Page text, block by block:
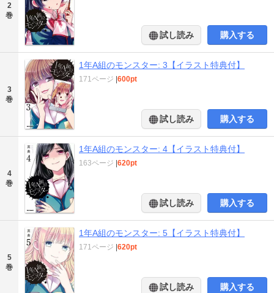
2
巻
試し読み 購入する
3
巻
1年A組のモンスター: 3【イラスト特典付】
171ページ |600pt
試し読み 購入する
4
巻
1年A組のモンスター: 4【イラスト特典付】
163ページ |620pt
試し読み 購入する
5
巻
1年A組のモンスター: 5【イラスト特典付】
171ページ |620pt
試し読み 購入する